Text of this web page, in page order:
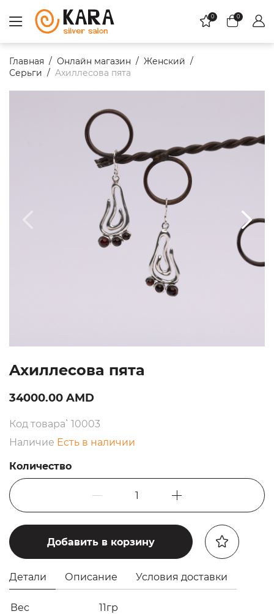
0 0
Главная Онлайн магазин
Женский
Серьги
Aхиллесова пята
Aхиллесова пята
34000.00 AMD
Код товара՝ 10003
Наличие Есть в наличии
Количество
1
Добавить в корзину
Детали Описание Условия доставки
Вес
11гр